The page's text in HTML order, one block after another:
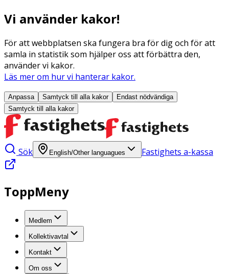
Vi använder kakor!
För att webbplatsen ska fungera bra för dig och för att
samla in statistik som hjälper oss att förbättra den,
använder vi kakor.
Läs mer om hur vi hanterar kakor.
Anpassa Samtyck till alla kakor
Endast nödvändiga
Samtyck till alla kakor
Sök English/Other languagues Fastighets a-kassa
ToppMeny
Medlem
Kollektivavtal
Kontakt
Om oss